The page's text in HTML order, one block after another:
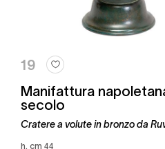
19
Manifattura
secolo
Cratere a volute in bronzo da
h. cm 44